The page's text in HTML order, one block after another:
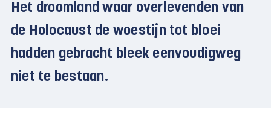
Het droomland waar overlevenden van
de Holocaust de woestijn tot bloei
hadden gebracht bleek eenvoudigweg
niet te bestaan.